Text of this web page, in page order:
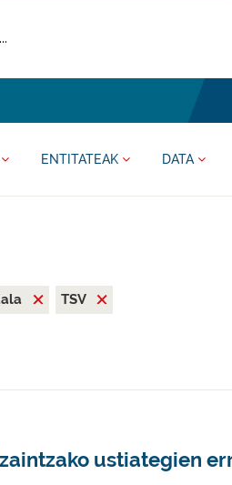
ENTITATEAK DATA
TSV
ustiategien